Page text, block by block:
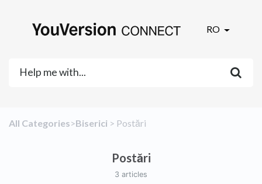
RO
All Categories​>​​Biserici ​ > ​ ​Postări
Postări
3 articles